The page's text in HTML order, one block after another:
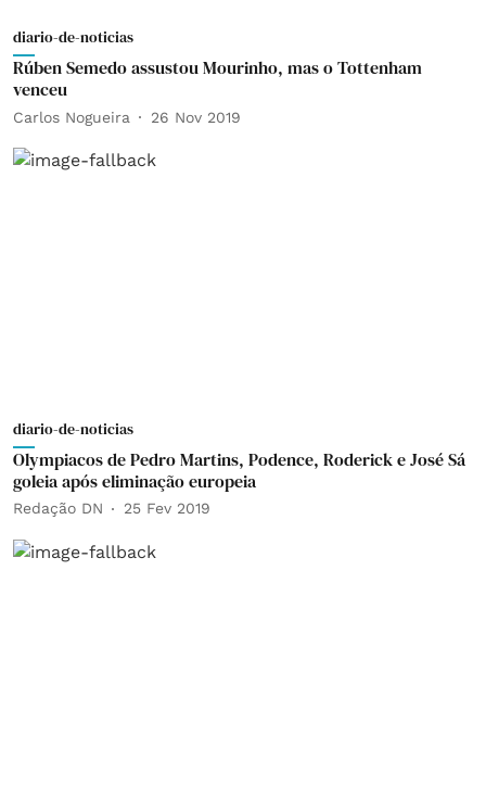
diario-de-noticias
Rúben Semedo assustou Mourinho, mas o Tottenham
venceu
Carlos Nogueira 26 Nov 2019
diario-de-noticias
Olympiacos de Pedro Martins, Podence, Roderick e José Sá
goleia após eliminação europeia
Redação DN 25 Fev 2019